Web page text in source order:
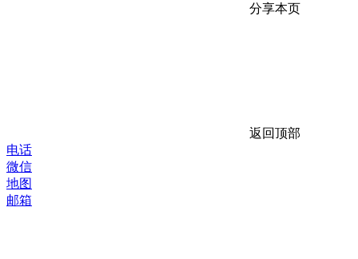
分享本页
返回顶部
电话
微信
地图
邮箱